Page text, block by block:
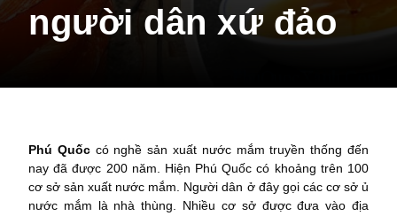
người dân xứ đảo
Phú Quốccó nghề sản xuất nước mắm truyền thống đến
nay đã được 200 năm. Hiện Phú Quốc có khoảng trên 100
cơ sở sản xuất nước mắm. Người dân ở đây gọi các cơ sở ủ
nước mắm là nhà thùng. Nhiều cơ sở được đưa vào địa